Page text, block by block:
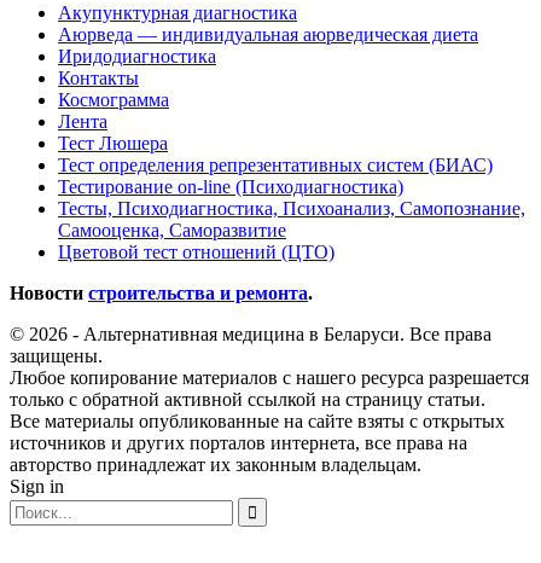
Акупунктурная диагностика
Аюрведа — индивидуальная аюрведическая диета
Иридодиагностика
Контакты
Космограмма
Лента
Тест Люшера
Тест определения репрезентативных систем (БИАС)
Тестирование on-line (Психодиагностика)
Тесты, Психодиагностика, Психоанализ, Самопознание,
Самооценка, Саморазвитие
Цветовой тест отношений (ЦТО)
Новости строительства и ремонта.
© 2026 - Альтернативная медицина в Беларуси. Все права
защищены.
Любое копирование материалов с нашего ресурса разрешается
только с обратной активной ссылкой на страницу статьи.
Все материалы опубликованные на сайте взяты с открытых
источников и других порталов интернета, все права на
авторство принадлежат их законным владельцам.
Sign in